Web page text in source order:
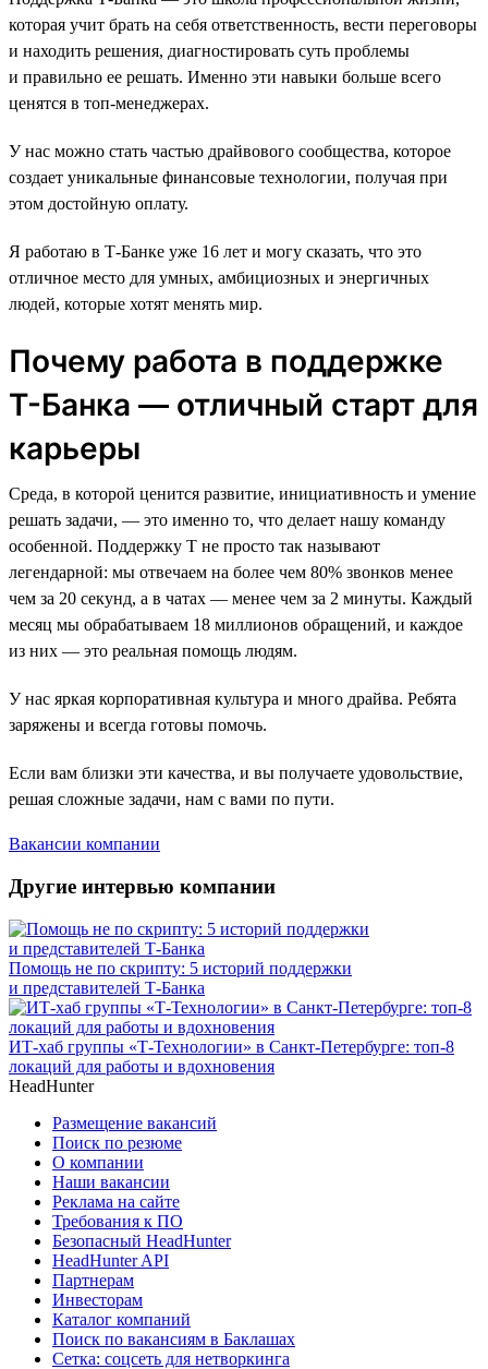
которая учит брать на себя ответственность, вести переговоры
и находить решения, диагностировать суть проблемы
и правильно ее решать. Именно эти навыки больше всего
ценятся в топ-менеджерах.
У нас можно стать частью драйвового сообщества, которое
создает уникальные финансовые технологии, получая при
этом достойную оплату.
Я работаю в Т-Банке уже 16 лет и могу сказать, что это
отличное место для умных, амбициозных и энергичных
людей, которые хотят менять мир.
Почему работа в поддержке
Т-Банка — отличный старт для
карьеры
Среда, в которой ценится развитие, инициативность и умение
решать задачи, — это именно то, что делает нашу команду
особенной. Поддержку Т не просто так называют
легендарной: мы отвечаем на более чем 80% звонков менее
чем за 20 секунд, а в чатах — менее чем за 2 минуты. Каждый
месяц мы обрабатываем 18 миллионов обращений, и каждое
из них — это реальная помощь людям.
У нас яркая корпоративная культура и много драйва. Ребята
заряжены и всегда готовы помочь.
Если вам близки эти качества, и вы получаете удовольствие,
решая сложные задачи, нам с вами по пути.
Вакансии компании
Другие интервью компании
Помощь не по скрипту: 5 историй поддержки
и представителей Т-Банка
ИТ-хаб группы «Т-Технологии» в Санкт-Петербурге: топ-8
локаций для работы и вдохновения
HeadHunter
Размещение вакансий
Поиск по резюме
О компании
Наши вакансии
Реклама на сайте
Требования к ПО
Безопасный HeadHunter
HeadHunter API
Партнерам
Инвесторам
Каталог компаний
Поиск по вакансиям в Баклашах
Сетка: соцсеть для нетворкинга